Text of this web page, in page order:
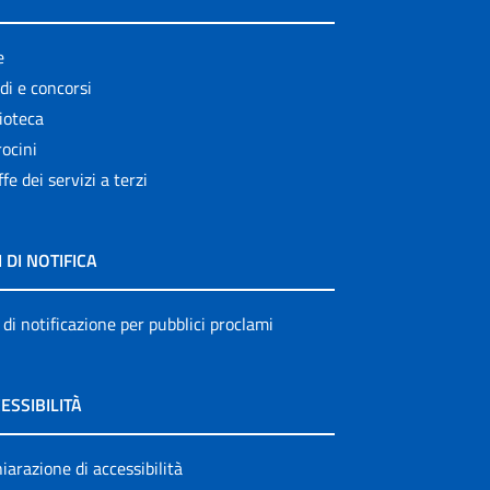
e concorsi
dei servizi a terzi
DI NOTIFICA
notificazione per pubblici proclami
di accessibilità